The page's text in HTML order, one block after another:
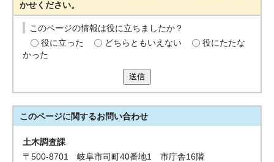
かせください。
このページの情報は役に立ちましたか？
役に立った
どちらともいえない
役にたたな
かった
送信
このページに関するお問い合わせ
土木調査課
〒500-8701 岐阜市司町40番地1 市庁舎16階